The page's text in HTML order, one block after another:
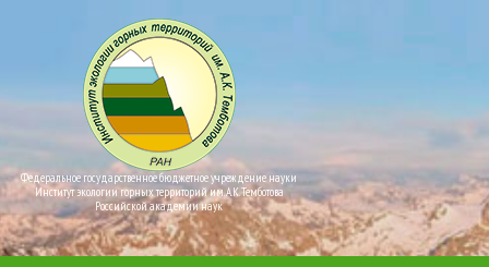
Федеральное государственное бюджетное учреждение науки
Институт экологии горных территорий им. А.К. Темботова
Российской академии наук